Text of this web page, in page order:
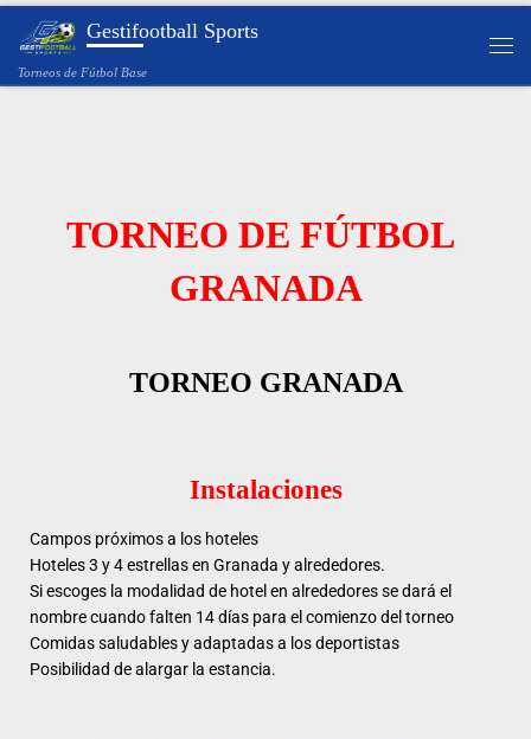
Saltar al contenidoGestifootball Sports
Torneos de Fútbol Base
TORNEO DE FÚTBOL
GRANADA
TORNEO GRANADA
Instalaciones
Campos próximos a los hoteles
Hoteles 3 y 4 estrellas en Granada y alrededores.
Si escoges la modalidad de hotel en alrededores se dará el
nombre cuando falten 14 días para el comienzo del torneo
Comidas saludables y adaptadas a los deportistas
Posibilidad de alargar la estancia.